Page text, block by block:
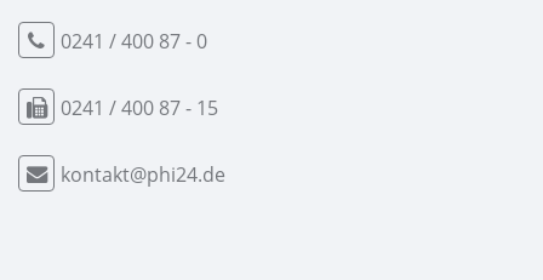
0241 / 400 87 - 0
0241 / 400 87 - 15
kontakt@phi24.de